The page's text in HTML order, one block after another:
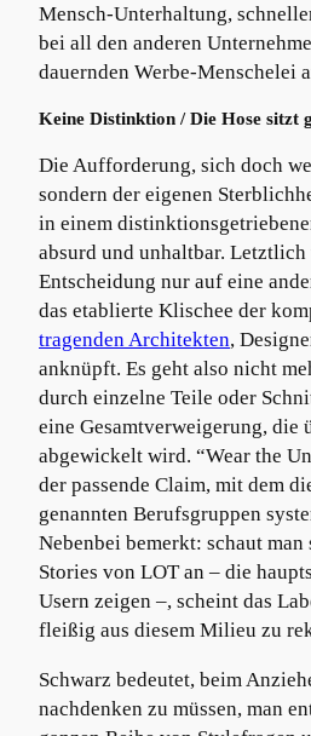
Mensch-Unterhaltung,
bei all den anderen
dauernden Werbe-Menschelei
Keine Distinktion / Die Hose sitzt
Die Aufforderung, sich doch
sondern der eigenen
in einem
absurd und unhaltbar.
Entscheidung nur auf eine
das etablierte Klischee der
tragenden Architekten,
anknüpft. Es geht also nicht
durch einzelne Teile oder
eine Gesamtverweigerung, die
abgewickelt wird. “Wear the
der passende Claim, mit dem
genannten Berufsgruppen
Nebenbei bemerkt: schaut
Stories von LOT an – die
Usern zeigen –, scheint das
fleißig aus diesem Milieu zu
Schwarz bedeutet, beim
nachdenken zu müssen, man